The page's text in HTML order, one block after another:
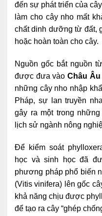
đến sự phát triển của
làm cho cây nho mất
chất dinh dưỡng từ đất,
hoặc hoàn toàn cho cây.
Nguồn gốc bắt nguồn từ
được đưa vàoChâu Âu
những cây nho nhập
Pháp, sự lan truyền
gây ra một trong
lịch sử ngành nông
Để kiểm soát
học và sinh học đã
phương pháp phổ biến
(Vitis vinifera) lên gốc
khả năng chịu được
để tạo ra cây “ghép